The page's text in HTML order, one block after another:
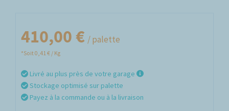
410,00 € / palette
*Soit 0,41 € / Kg
Livré au plus près de votre garage
Stockage optimisé sur palette
Payez à la commande ou à la livraison